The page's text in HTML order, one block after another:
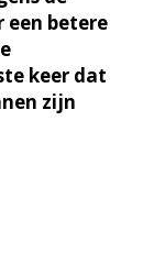
betere
keer dat
zijn